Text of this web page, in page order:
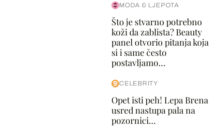
MODA & LJEPOTA
Što je stvarno potrebno
koži da zablista? Beauty
panel otvorio pitanja koja
si i same često
postavljamo...
CELEBRITY
Opet isti peh! Lepa Brena
usred nastupa pala na
pozornici...